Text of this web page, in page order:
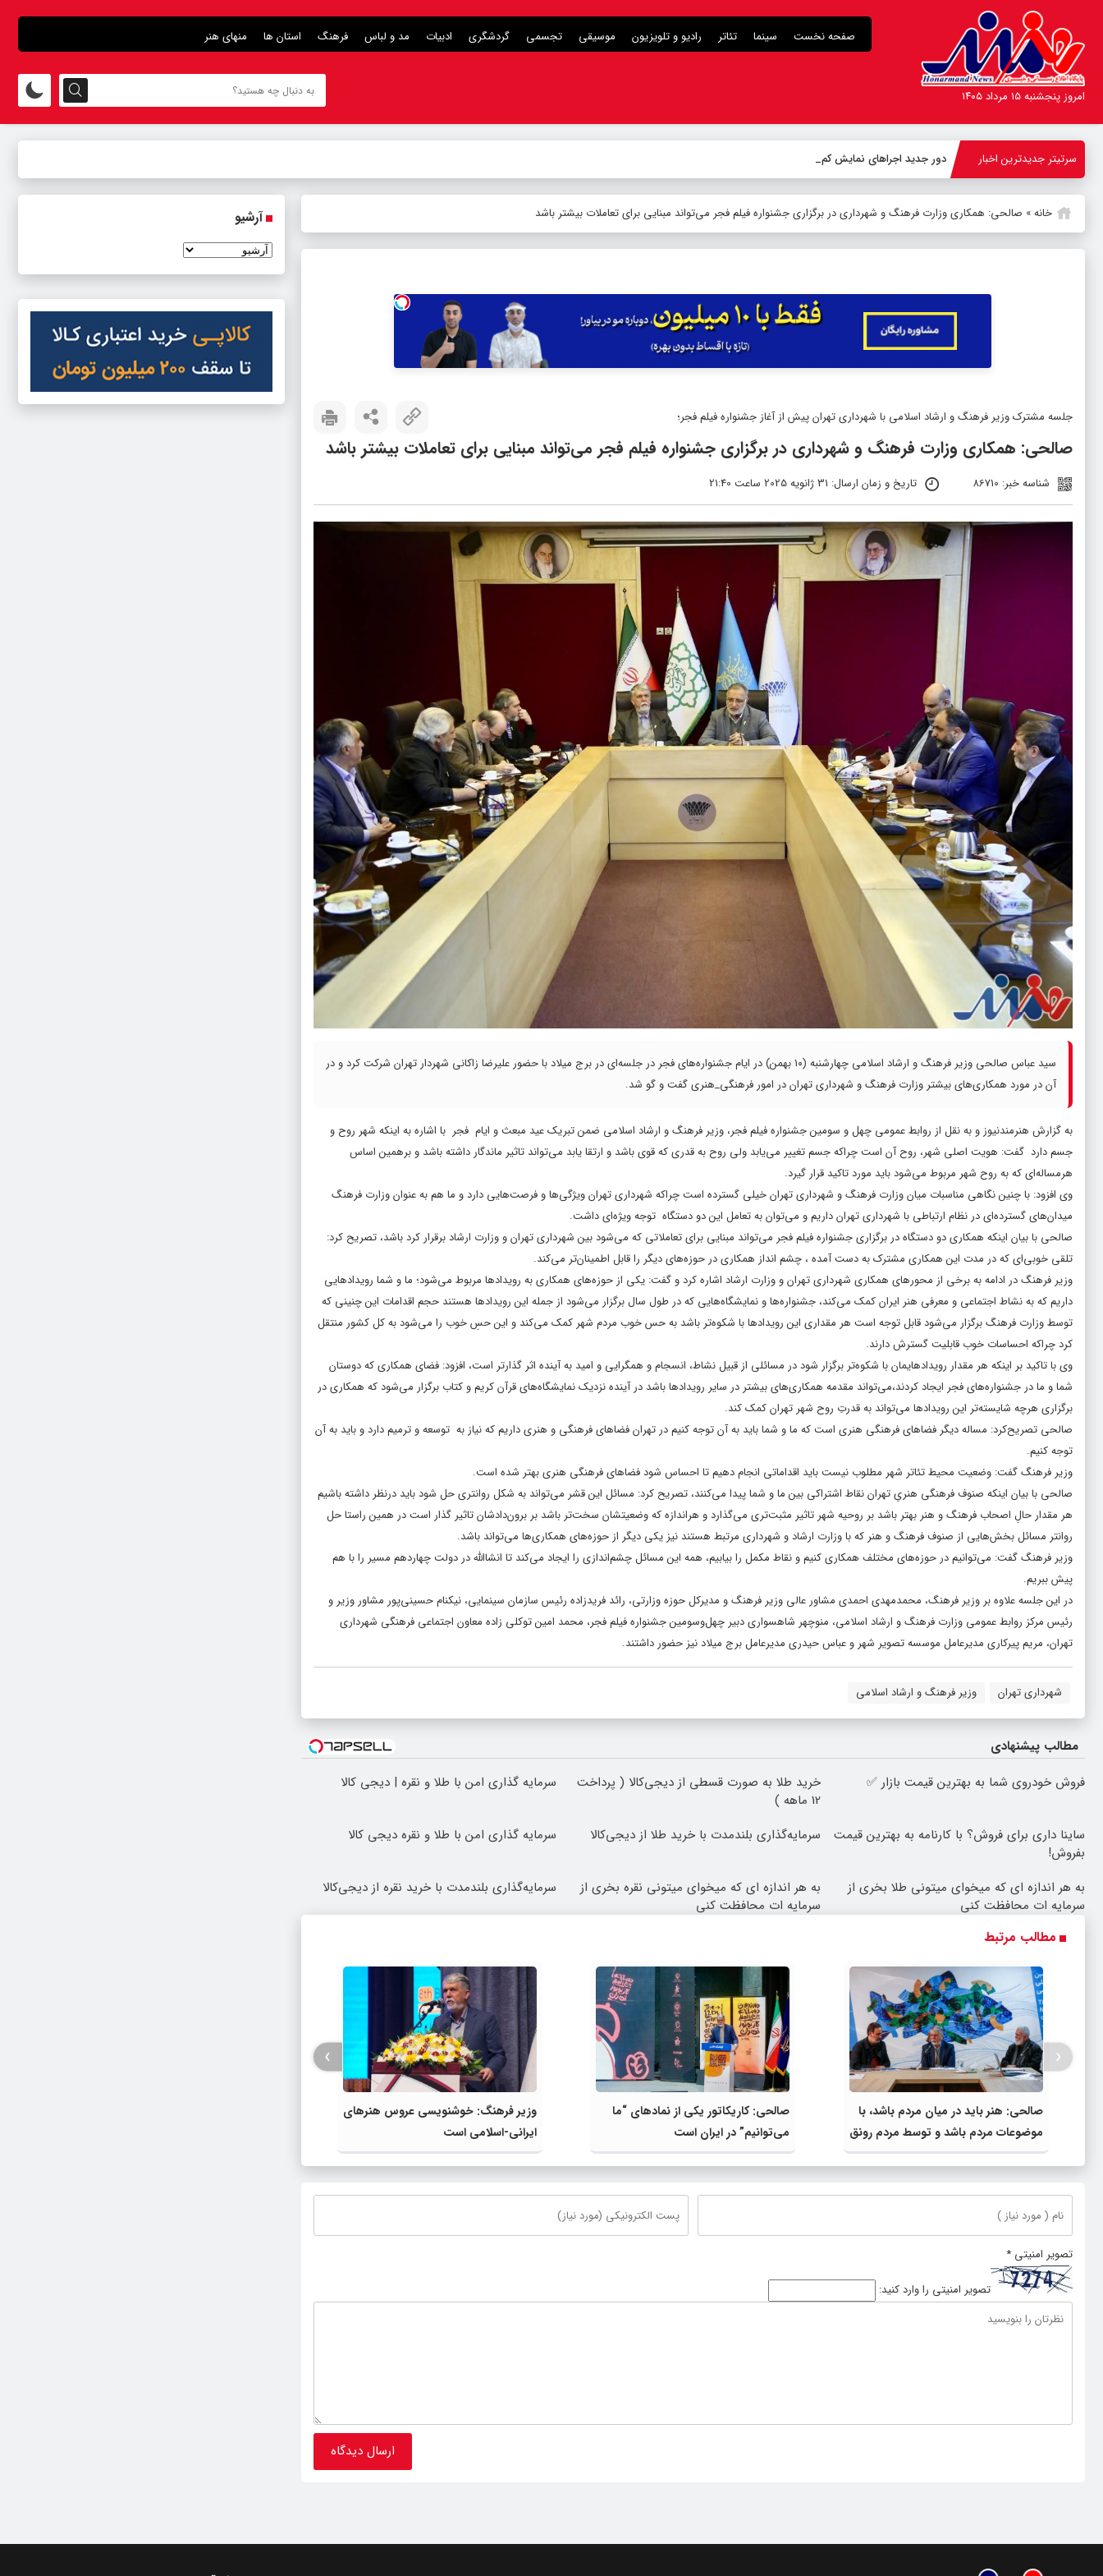
صفحه نخست سینما تئاتر رادیو و تلویزیون موسیقی تجسمی گردشگری ادبیات مد و لباس فرهنگ استان ها منهای هنر
امروز پنجشنبه ۱۵ مرداد ۱۴۰۵
سرتیتر جدیدترین اخبار دور جدید اجراهای نمایش کمدی «مادرکیو» در عمار
خانه» صالحی: همکاری وزارت فرهنگ و شهرداری در برگزاری جشنواره فیلم فجر می‌تواند مبنایی برای تعاملات بیشتر باشد
جلسه مشترک وزیر فرهنگ و ارشاد اسلامی با شهرداری تهران پیش از آغاز جشنواره فیلم فجر؛
صالحی: همکاری وزارت فرهنگ و شهرداری در برگزاری جشنواره فیلم فجر می‌تواند مبنایی برای تعاملات بیشتر باشد
شناسه خبر: 86710 تاریخ و زمان ارسال: 31 ژانویه 2025 ساعت 21:40
سید عباس صالحی وزیر فرهنگ و ارشاد اسلامی چهارشنبه (۱۰ بهمن) در ایام جشنواره‌های فجر در جلسه‌ای در برج میلاد با حضور علیرضا زاکانی شهردار تهران شرکت کرد و در
آن در مورد همکاری‌های بیشتر وزارت فرهنگ و شهرداری تهران در امور فرهنگی_هنری گفت و گو شد.
به گزارش هنرمندنیوز و به نقل از روابط عمومی چهل و سومین جشنواره فیلم فجر، وزیر فرهنگ و ارشاد اسلامی ضمن تبریک عید مبعث و ایام فجر با اشاره به اینکه شهر روح و
جسم دارد گفت: هویت اصلی شهر، روح آن است چراکه جسم تغییر می‌یابد ولی روح به قدری که قوی باشد و ارتقا یابد می‌تواند تاثیر ماندگار داشته باشد و برهمین اساس
هرمساله‌ای که به روح شهر مربوط می‌شود باید مورد تاکید قرار گیرد.
وی افزود: با چنین نگاهی مناسبات میان وزارت فرهنگ و شهرداری تهران خیلی گسترده است چراکه شهرداری تهران ویژگی‌ها و فرصت‌هایی دارد و ما هم به عنوان وزارت فرهنگ
میدان‌های گسترده‌ای در نظام ارتباطی با شهرداری تهران داریم و می‌توان به تعامل این دو دستگاه توجه ویژه‌ای داشت.
صالحی با بیان اینکه همکاری دو ‌دستگاه‌ در برگزاری جشنواره فیلم فجر می‌تواند مبنایی برای تعاملاتی که می‌شود بین شهرداری تهران و وزارت ارشاد برقرار کرد باشد، تصریح کرد:
تلقی خوبی‌ای که در مدت این همکاری مشترک به دست آمده ، چشم انداز همکاری در حوزه‌های دیگر را قابل اطمینان‌تر می‌کند.
وزیر فرهنگ در ادامه به برخی از محورهای همکاری شهرداری تهران و وزارت ارشاد اشاره کرد و گفت: یکی از حوزه‌های همکاری به رویداد‌ها مربوط می‌شود؛ ما و شما رویدادهایی
داریم که به نشاط اجتماعی و معرفی هنر ایران کمک می‌کند، جشنواره‌ها و نمایشگاه‌هایی که در طول سال برگزار می‌شود از جمله این رویدادها هستند حجم اقدامات این چنینی که
توسط وزارت فرهنگ برگزار می‌شود قابل توجه است هر مقداری این رویدادها با شکوه‌تر باشد به‌ حس خوب مردم شهر کمک می‌کند و این حسِ خوب را می‌شود به کل کشور منتقل
کرد چراکه احساسات خوب قابلیت گسترش دارند.
وی با تاکید بر اینکه هر مقدار رویدادهایمان با شکوه‌تر برگزار شود در مسائلی از قبیل نشاط، انسجام و همگرایی و امید به آینده اثر گذارتر است، افزود: فضای همکاری که دوستان
شما و ما در جشنواره‌های فجر ایجاد کردند،می‌تواند مقدمه همکاری‌های بیشتر در سایر رویدادها باشد در آینده نزدیک نمایشگاه‌های قرآن کریم و کتاب برگزار می‌شود که همکاری‌ در
برگزاری هرچه شایسته‌تر این رویدادها می‌تواند به قدرتِ روح شهر تهران کمک کند.
صالحی تصریح‌کرد: مساله دیگر فضاهای فرهنگی هنری است که ما و شما باید به آن توجه کنیم در تهران فضاهای فرهنگی و‌ هنری داریم که نیاز به توسعه و ترمیم دارد و باید به آن
توجه کنیم.
وزیر فرهنگ گفت: وضعیت محیط تئاتر شهر مطلوب نیست باید اقداماتی انجام دهیم تا احساس شود فضاهای فرهنگی هنری بهتر شده است.
صالحی با بیان اینکه صنوف فرهنگی هنریِ تهران نقاط اشتراکی بین ما و شما پیدا می‌کنند، تصریح کرد: مسائل این قشر می‌تواند به شکل روانتری حل شود باید درنظر داشته باشیم
هر مقدار حالِ اصحاب فرهنگ و هنر بهتر باشد بر روحیه شهر تاثیر مثبت‌تری می‌گذارد و هراندازه که وضعیتشان سخت‌تر باشد بر برون‌دادشان تاثیر گذار است در همین راستا حل
روانتر مسائل بخش‌هایی از صنوف فرهنگ و هنر که با وزارت ارشاد و شهرداری مرتبط هستند نیز یکی دیگر از حوزه‌های همکاری‌ها می‌تواند باشد.
وزیر فرهنگ گفت: می‌توانیم در حوزه‌های مختلف همکاری کنیم و نقاط مکمل را بیابیم، همه این مسائل چشم‌اندازی را ایجاد می‌کند تا انشاالله در دولت چهاردهم مسیر را با هم
پیش ببریم.
در این جلسه علاوه بر وزیر فرهنگ، محمدمهدی احمدی مشاور عالی وزیر فرهنگ و مدیرکل حوزه وزارتی، رائد فریدزاده رئیس سازمان سینمایی، نیکنام حسینی‌پور مشاور وزیر و
رئیس مرکز روابط عمومی وزارت فرهنگ و ارشاد اسلامی، منوچهر شاهسواری دبیر چهل‌وسومین جشنواره فیلم فجر، محمد امین توکلی زاده معاون اجتماعی فرهنگی شهرداری
تهران، مریم پیرکاری مدیرعامل موسسه تصویر شهر و عباس حیدری مدیرعامل برج میلاد نیز حضور داشتند.
شهرداری تهران وزیر فرهنگ و ارشاد اسلامی
مطالب پیشنهادی
فروش خودروی شما به بهترین قیمت بازار ✅
خرید طلا به صورت قسطی از دیجی‌کالا ( پرداخت
12 ماهه )
سرمایه گذاری امن با طلا و نقره | دیجی کالا
ساینا داری برای فروش؟ با کارنامه به بهترین قیمت
بفروش!
سرمایه‌گذاری بلندمدت با خرید طلا از دیجی‌کالا سرمایه گذاری امن با طلا و نقره دیجی کالا
به هر اندازه ای که میخوای میتونی طلا بخری از
سرمایه ات محافظت کنی
به هر اندازه ای که میخوای میتونی نقره بخری از
سرمایه ات محافظت کنی
سرمایه‌گذاری بلندمدت با خرید نقره از دیجی‌کالا
مطالب مرتبط
صالحی: هنر باید در میان مردم باشد، با
موضوعات مردم باشد و توسط مردم رونق
یابد
صالحی: کاریکاتور یکی از نمادهای “ما
می‌توانیم” در ایران است
وزیر فرهنگ: خوشنویسی عروس هنرهای
ایرانی-اسلامی است
‹
›
تصویر امنیتی *
تصویر امنیتی را وارد کنید:
آرشیو